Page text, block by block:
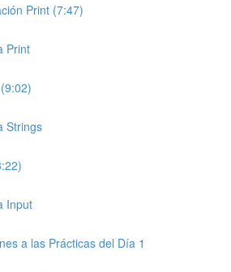
Print (7:47)
Print
Strings
Input
a las Prácticas del Día 1